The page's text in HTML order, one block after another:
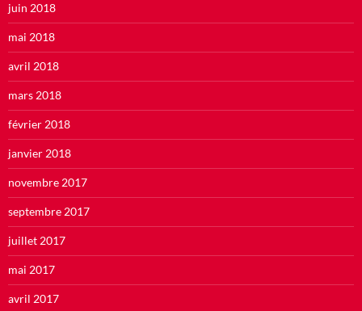
juin 2018
mai 2018
avril 2018
mars 2018
février 2018
janvier 2018
novembre 2017
septembre 2017
juillet 2017
mai 2017
avril 2017